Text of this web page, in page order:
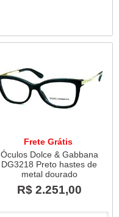
Frete Grátis
Óculos Dolce & Gabbana
DG3218 Preto hastes de
metal dourado
R$ 2.251,00